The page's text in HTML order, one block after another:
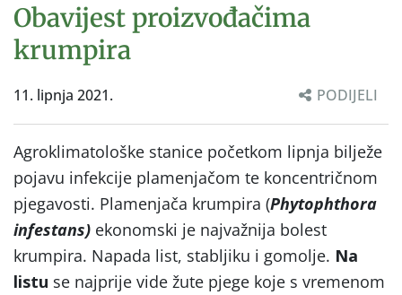
Obavijest proizvođačima
krumpira
11. lipnja 2021. PODIJELI
Agroklimatološke stanice početkom lipnja bilježe
pojavu infekcije plamenjačom te koncentričnom
pjegavosti. Plamenjača krumpira (Phytophthora
infestans) ekonomski je najvažnija bolest
krumpira. Napada list, stabljiku i gomolje. Na
listu se najprije vide žute pjege koje s vremenom